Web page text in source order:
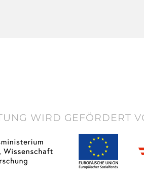
WIRD GEFÖRDERT